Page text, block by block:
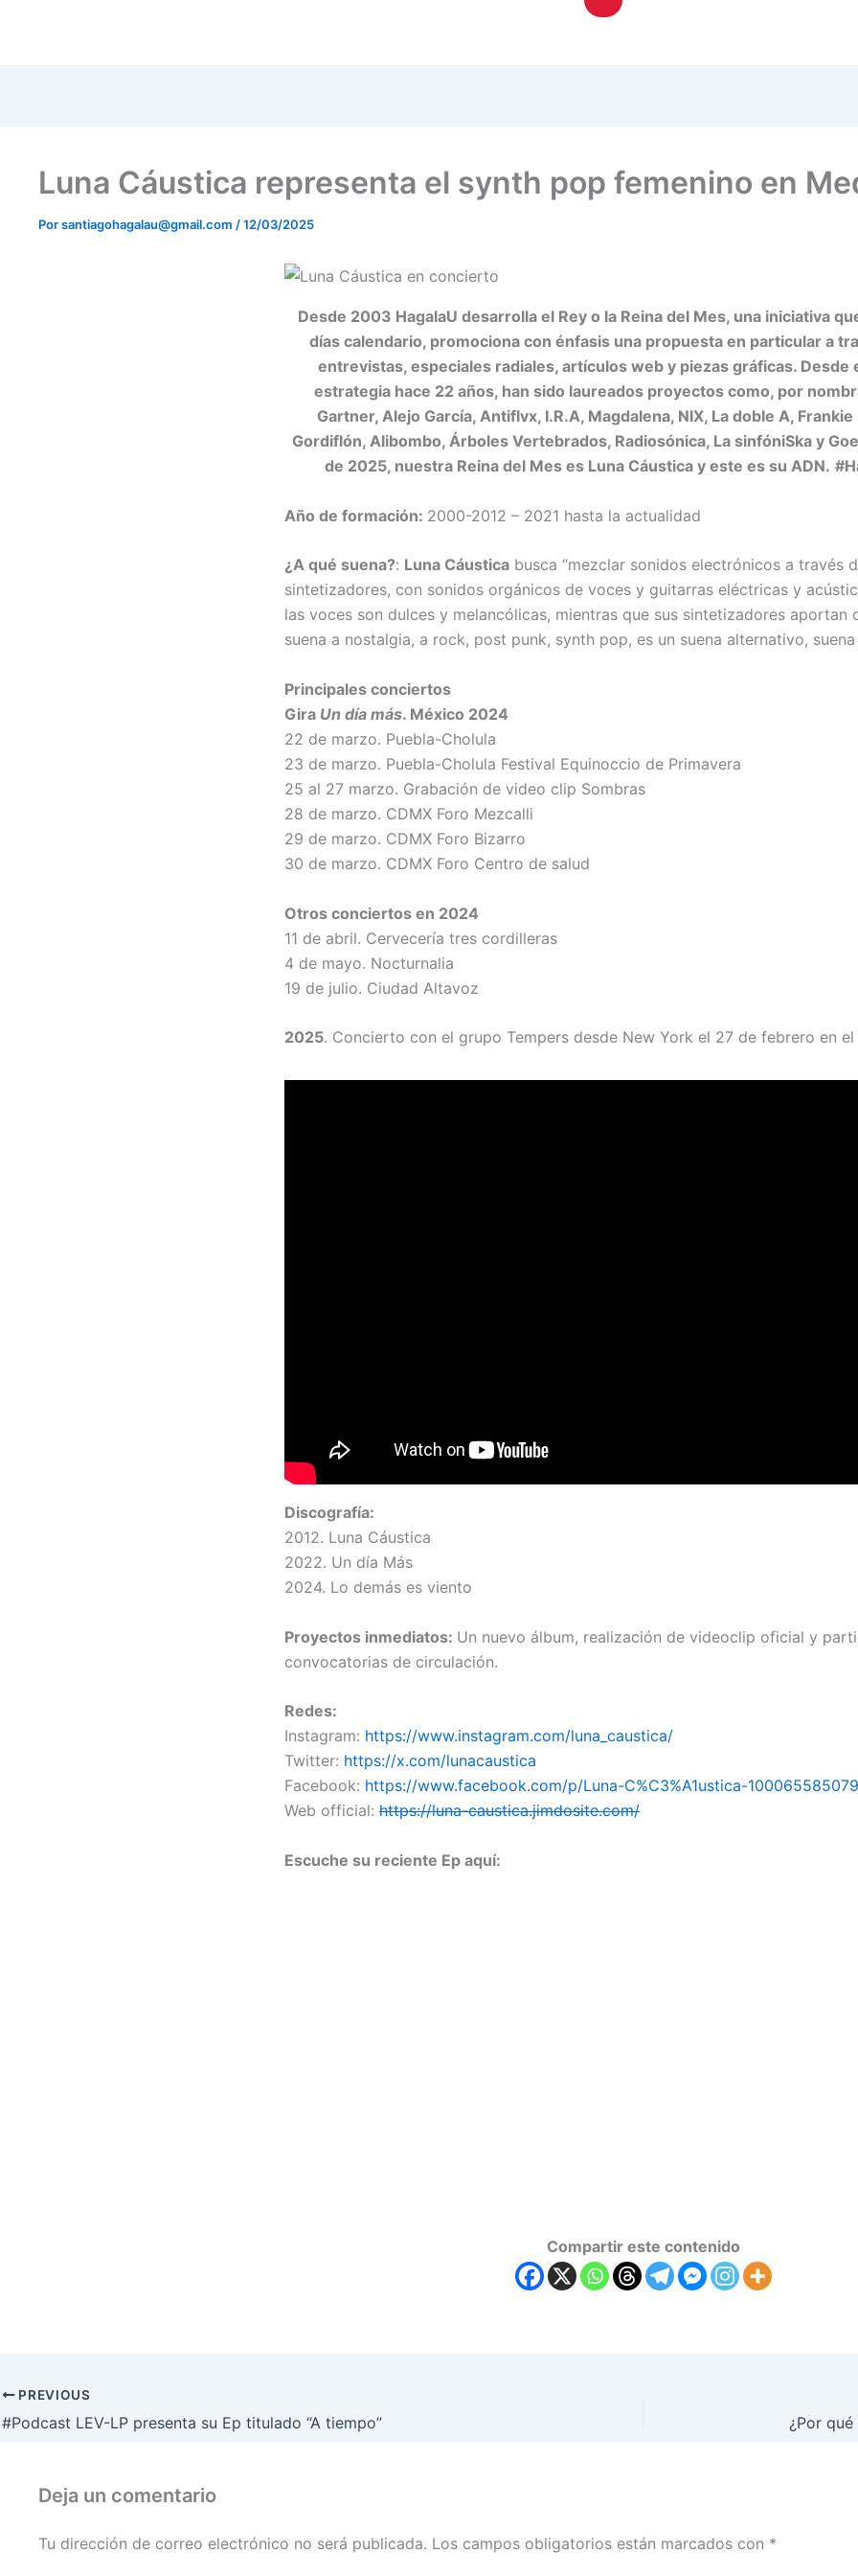
Toggle
Luna Cáustica representa el synth pop femenino en
Porsantiagohagalau@gmail.com /12/03/2025
Desde 2003 HagalaU desarrolla el Rey o la Reina del Mes, una iniciativa
días calendario, promociona con énfasis una propuesta en particular a
entrevistas, especiales radiales, artículos web y piezas gráficas. Desde
estrategia hace 22 años, han sido laureados proyectos como, por
Gartner, Alejo García, Antiflvx, I.R.A, Magdalena, NIX, La doble A,
Gordiflón, Alibombo, Árboles Vertebrados, Radiosónica, La sinfóniSka y
de 2025, nuestra Reina del Mes es Luna Cáustica y este es su ADN.
Año de formación: 2000-2012 – 2021 hasta la actualidad
¿A qué suena?: Luna Cáustica busca “mezclar sonidos electrónicos a través
sintetizadores, con sonidos orgánicos de voces y guitarras eléctricas y
las voces son dulces y melancólicas, mientras que sus sintetizadores aportan
suena a nostalgia, a rock, post punk, synth pop, es un suena alternativo, suena
Principales conciertos
Gira Un día más. México 2024
22 de marzo. Puebla-Cholula
23 de marzo. Puebla-Cholula Festival Equinoccio de Primavera
25 al 27 marzo. Grabación de video clip Sombras
28 de marzo. CDMX Foro Mezcalli
29 de marzo. CDMX Foro Bizarro
30 de marzo. CDMX Foro Centro de salud
Otros conciertos en 2024
11 de abril. Cervecería tres cordilleras
4 de mayo. Nocturnalia
19 de julio. Ciudad Altavoz
2025. Concierto con el grupo Tempers desde New York el 27 de febrero en
Discografía:
2012. Luna Cáustica
2022. Un día Más
2024. Lo demás es viento
Proyectos inmediatos: Un nuevo álbum, realización de videoclip oficial y
convocatorias de circulación.
Redes:
Instagram: https://www.instagram.com/luna_caustica/
Twitter: https://x.com/lunacaustica
Facebook: https://www.facebook.com/p/Luna-C%C3%A1ustica-
Web official: https://luna-caustica.jimdosite.com/
Escuche su reciente Ep aquí:
Compartir este contenido
PREVIOUS
#Podcast LEV-LP presenta su Ep titulado “A tiempo”
Deja un comentario
Tu dirección de correo electrónico no será publicada. Los campos obligatorios están marcados con *